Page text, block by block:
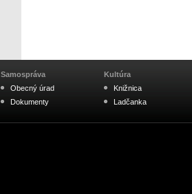
Samospráva
Obecný úrad
Dokumenty
Kultúra
Knižnica
Ladčanka